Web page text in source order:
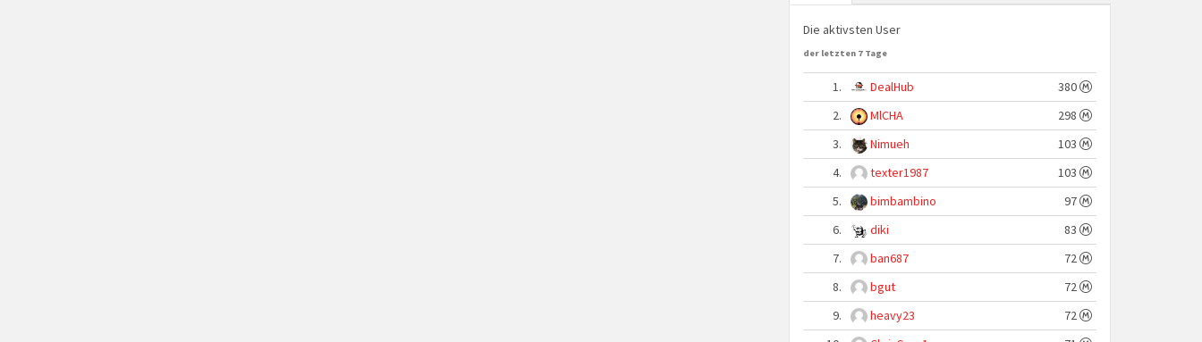
Die aktivsten User
der letzten 7 Tage
1. DealHub
380
2.
MlCHA
298
3.
Nimueh
103
4.
texter1987
103
5.
bimbambino
97
6.
diki
83
7.
ban687
72
8.
bgut
72
9.
heavy23
72